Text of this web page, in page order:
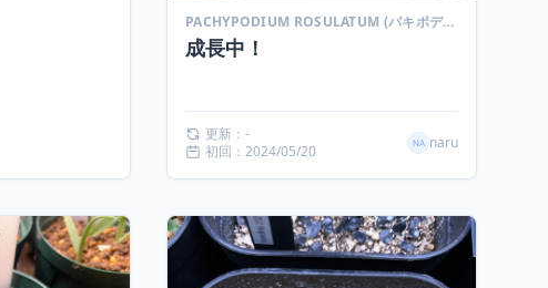
PACHYPODIUM ROSULATUM (パキポディウム ロスラーツム)
成長中！
更新：-
初回：2024/05/20
naru